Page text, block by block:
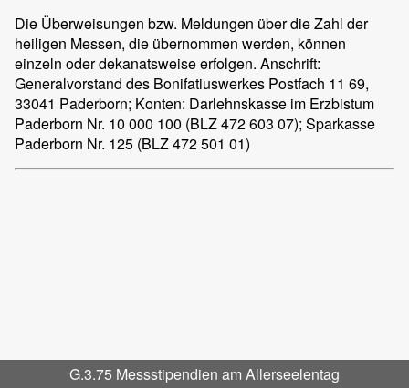
G.3.75 Messstipendien am Allerseelentag
Die Überweisungen bzw. Meldungen über die Zahl der
heiligen Messen, die übernommen werden, können
einzeln oder dekanatsweise erfolgen. Anschrift:
Generalvorstand des Bonifatiuswerkes Postfach 11 69,
33041 Paderborn; Konten: Darlehnskasse im Erzbistum
Paderborn Nr. 10 000 100 (BLZ 472 603 07); Sparkasse
Paderborn Nr. 125 (BLZ 472 501 01)